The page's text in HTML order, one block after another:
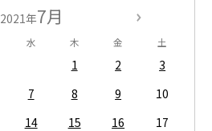
2021年7月
水 木 金 土
1 2
3
7 8 9
10
14 15 16
17